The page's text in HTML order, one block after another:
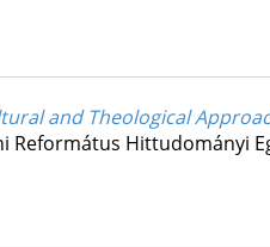
and Theological
Református Hittudományi